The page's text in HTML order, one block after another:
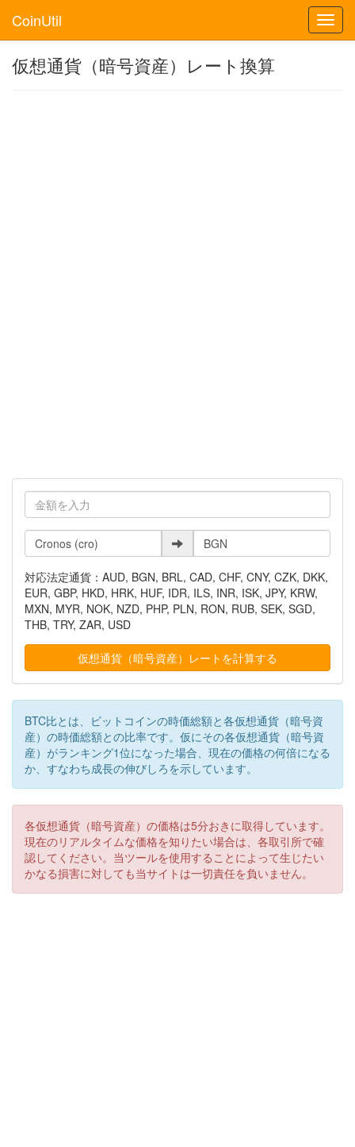
CoinUtil
仮想通貨（暗号資産）レート換算
対応法定通貨：AUD, BGN, BRL, CAD, CHF, CNY, CZK, DKK,
EUR, GBP, HKD, HRK, HUF, IDR, ILS, INR, ISK, JPY, KRW,
MXN, MYR, NOK, NZD, PHP, PLN, RON, RUB, SEK, SGD,
THB, TRY, ZAR, USD
BTC比とは、ビットコインの時価総額と各仮想通貨（暗号資
産）の時価総額との比率です。仮にその各仮想通貨（暗号資
産）がランキング1位になった場合、現在の価格の何倍になる
か、すなわち成長の伸びしろを示しています。
各仮想通貨（暗号資産）の価格は5分おきに取得しています。
現在のリアルタイムな価格を知りたい場合は、各取引所で確
認してください。当ツールを使用することによって生じたい
かなる損害に対しても当サイトは一切責任を負いません。